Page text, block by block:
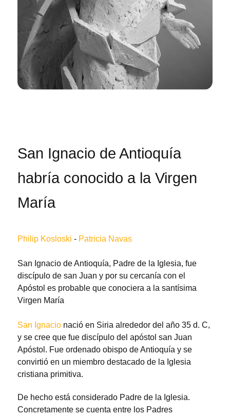
San Ignacio de Antioquía
habría conocido a la Virgen
María
Philip Kosloski - Patricia Navas
San Ignacio de Antioquía, Padre de la Iglesia, fue
discípulo de san Juan y por su cercanía con el
Apóstol es probable que conociera a la santísima
Virgen María
San Ignacio nació en Siria alrededor del año 35 d. C,
y se cree que fue discípulo del apóstol san Juan
Apóstol. Fue ordenado obispo de Antioquía y se
convirtió en un miembro destacado de la Iglesia
cristiana primitiva.
De hecho está considerado Padre de la Iglesia.
Concretamente se cuenta entre los Padres